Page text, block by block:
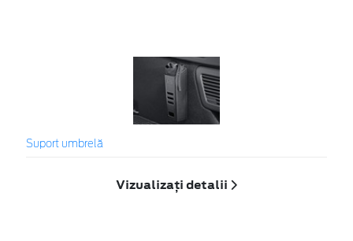
Suport umbrelă
Vizualizați detalii